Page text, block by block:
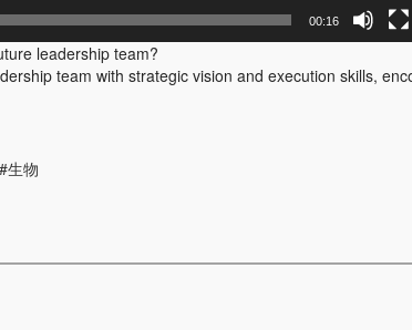
00:16
leadership team?
team with strategic vision and execution skills,
生物